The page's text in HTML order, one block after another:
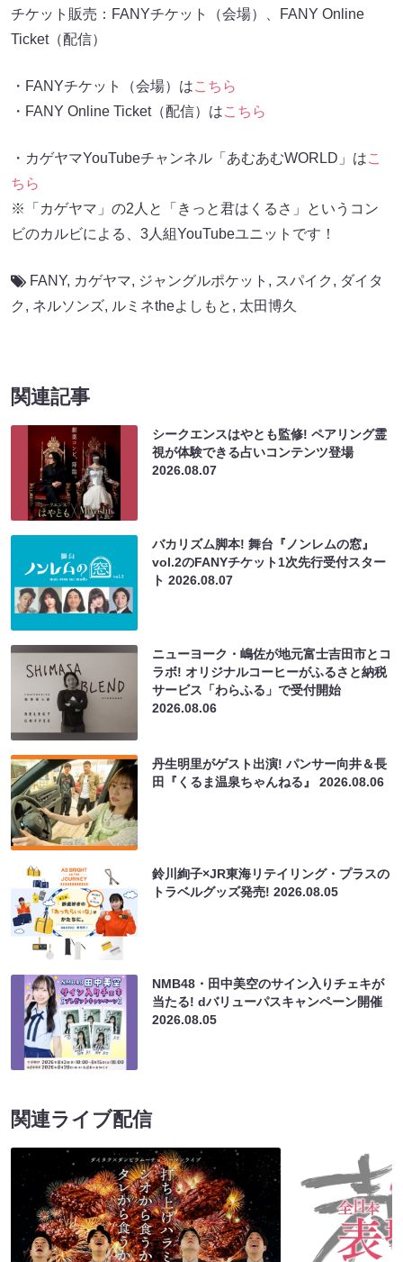
チケット販売：FANYチケット（会場）、FANY Online
Ticket（配信）
・FANYチケット（会場）はこちら
・FANY Online Ticket（配信）はこちら
・カゲヤマYouTubeチャンネル「あむあむWORLD」はこ
ちら
※「カゲヤマ」の2人と「きっと君はくるさ」というコン
ビのカルビによる、3人組YouTubeユニットです！
FANY, カゲヤマ, ジャングルポケット , スパイク , ダイタ
ク , ネルソンズ, ルミネtheよしもと , 太田博久
関連記事
シークエンスはやとも監修! ペアリング霊
視が体験できる占いコンテンツ登場
2026.08.07
バカリズム脚本! 舞台『ノンレムの窓』
vol.2のFANYチケット1次先行受付スター
ト2026.08.07
ニューヨーク・嶋佐が地元富士吉田市とコ
ラボ! オリジナルコーヒーがふるさと納税
サービス「わらふる」で受付開始
2026.08.06
丹生明里がゲスト出演! パンサー向井＆長
田『くるま温泉ちゃんねる』2026.08.06
鈴川絢子×JR東海リテイリング・プラスの
トラベルグッズ発売!2026.08.05
NMB48・田中美空のサイン入りチェキが
当たる! dバリューパスキャンペーン開催
2026.08.05
関連ライブ配信